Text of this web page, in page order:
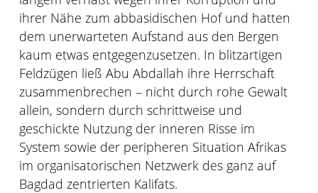
ihrer Nähe zum abbasidischen Hof und hatten
dem unerwarteten Aufstand aus den Bergen
kaum etwas entgegenzusetzen. In blitzartigen
Feldzügen ließ Abu Abdallah ihre Herrschaft
zusammenbrechen – nicht durch rohe Gewalt
allein, sondern durch schrittweise und
geschickte Nutzung der inneren Risse im
System sowie der peripheren Situation Afrikas
im organisatorischen Netzwerk des ganz auf
Bagdad zentrierten Kalifats.